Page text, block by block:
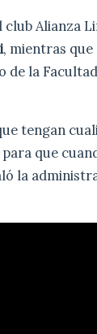
Alianza
, mientras que
de la
tengan
que
la